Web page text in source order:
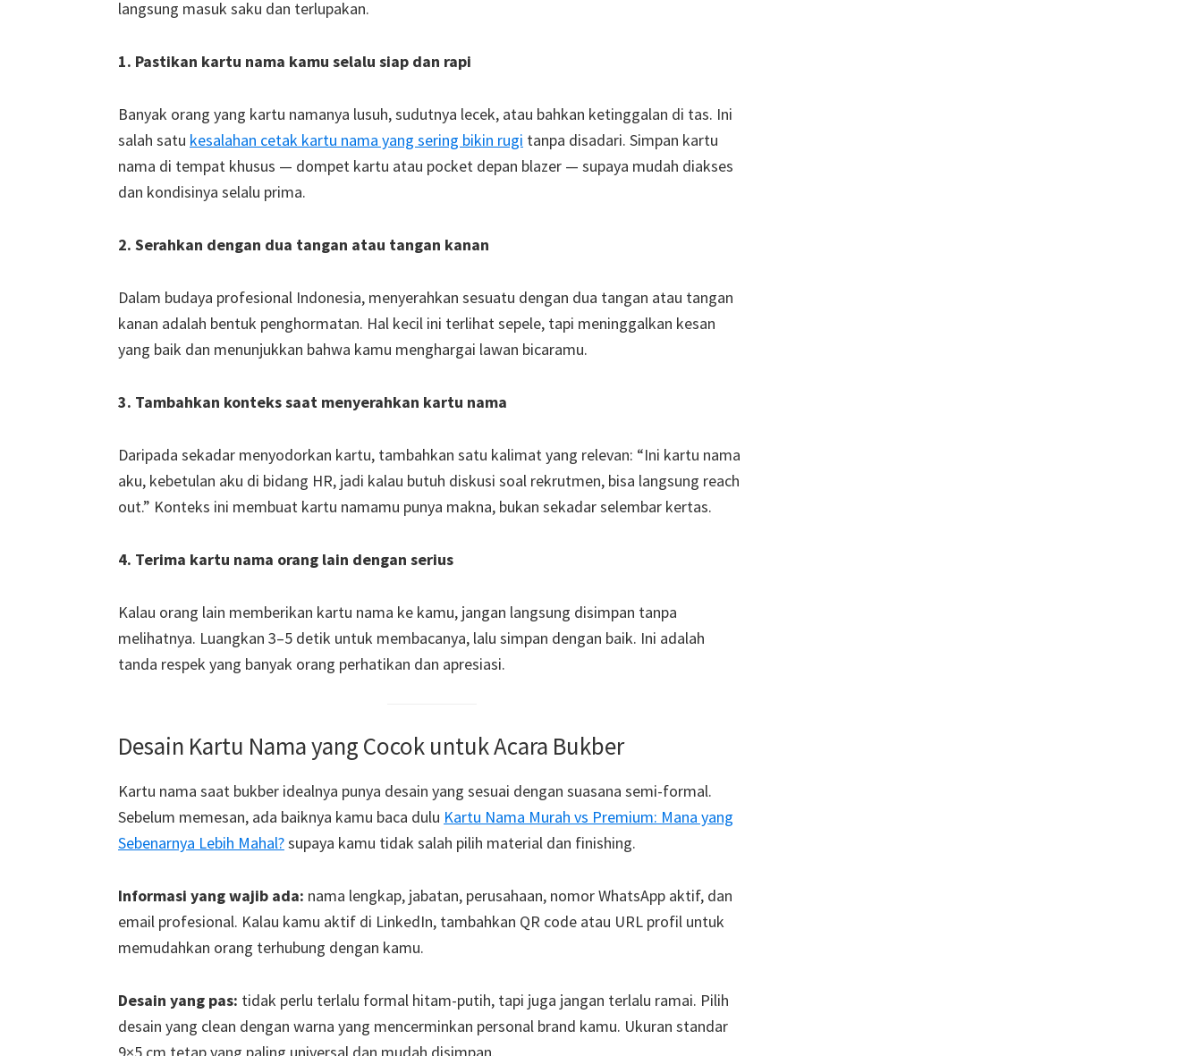
langsung masuk saku dan terlupakan.
1. Pastikan kartu nama kamu selalu siap dan rapi
Banyak orang yang kartu namanya lusuh, sudutnya lecek, atau bahkan ketinggalan di tas. Ini
salah satu kesalahan cetak kartu nama yang sering bikin rugi tanpa disadari. Simpan kartu
nama di tempat khusus — dompet kartu atau pocket depan blazer — supaya mudah diakses
dan kondisinya selalu prima.
2. Serahkan dengan dua tangan atau tangan kanan
Dalam budaya profesional Indonesia, menyerahkan sesuatu dengan dua tangan atau tangan
kanan adalah bentuk penghormatan. Hal kecil ini terlihat sepele, tapi meninggalkan kesan
yang baik dan menunjukkan bahwa kamu menghargai lawan bicaramu.
3. Tambahkan konteks saat menyerahkan kartu nama
Daripada sekadar menyodorkan kartu, tambahkan satu kalimat yang relevan: “Ini kartu nama
aku, kebetulan aku di bidang HR, jadi kalau butuh diskusi soal rekrutmen, bisa langsung reach
out.” Konteks ini membuat kartu namamu punya makna, bukan sekadar selembar kertas.
4. Terima kartu nama orang lain dengan serius
Kalau orang lain memberikan kartu nama ke kamu, jangan langsung disimpan tanpa
melihatnya. Luangkan 3–5 detik untuk membacanya, lalu simpan dengan baik. Ini adalah
tanda respek yang banyak orang perhatikan dan apresiasi.
Desain Kartu Nama yang Cocok untuk Acara Bukber
Kartu nama saat bukber idealnya punya desain yang sesuai dengan suasana semi-formal.
Sebelum memesan, ada baiknya kamu baca dulu Kartu Nama Murah vs Premium: Mana yang
Sebenarnya Lebih Mahal?supaya kamu tidak salah pilih material dan finishing.
Informasi yang wajib ada: nama lengkap, jabatan, perusahaan, nomor WhatsApp aktif, dan
email profesional. Kalau kamu aktif di LinkedIn, tambahkan QR code atau URL profil untuk
memudahkan orang terhubung dengan kamu.
Desain yang pas: tidak perlu terlalu formal hitam-putih, tapi juga jangan terlalu ramai. Pilih
desain yang clean dengan warna yang mencerminkan personal brand kamu. Ukuran standar